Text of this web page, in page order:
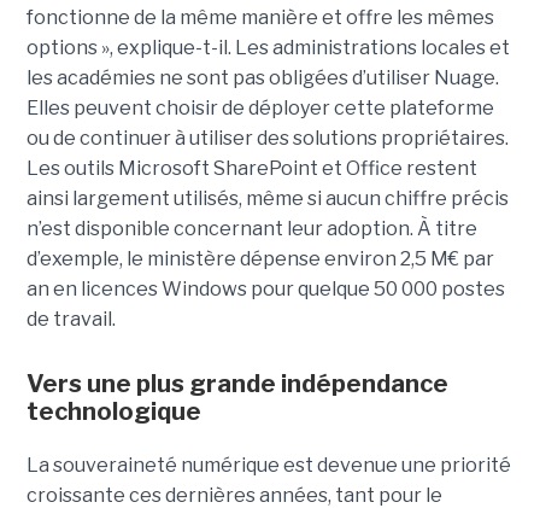
fonctionne de la même manière et offre les mêmes
options », explique-t-il. Les administrations locales et
les académies ne sont pas obligées d’utiliser Nuage.
Elles peuvent choisir de déployer cette plateforme
ou de continuer à utiliser des solutions propriétaires.
Les outils Microsoft SharePoint et Office restent
ainsi largement utilisés, même si aucun chiffre précis
n’est disponible concernant leur adoption. À titre
d’exemple, le ministère dépense environ 2,5 M€ par
an en licences Windows pour quelque 50 000 postes
de travail.
Vers une plus grande indépendance
technologique
La souveraineté numérique est devenue une priorité
croissante ces dernières années, tant pour le